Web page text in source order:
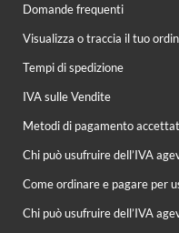
Domande frequenti
Visualizza o traccia il tuo
Tempi di spedizione
IVA sulle Vendite
Metodi di pagamento
Chi può usufruire dell’IVA
Come ordinare e pagare per
Chi può usufruire dell’IVA